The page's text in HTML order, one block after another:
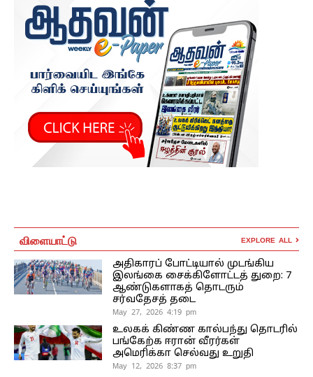
விளையாட்டு EXPLORE ALL
அதிகாரப் போட்டியால் முடங்கிய
இலங்கை சைக்கிளோட்டத் துறை: 7
ஆண்டுகளாகத் தொடரும்
சர்வதேசத் தடை
May 27, 2026 4:19 pm
உலகக் கிண்ண கால்பந்து தொடரில்
பங்கேற்க ஈரான் வீரர்கள்
அமெரிக்கா செல்வது உறுதி
May 12, 2026 8:37 pm